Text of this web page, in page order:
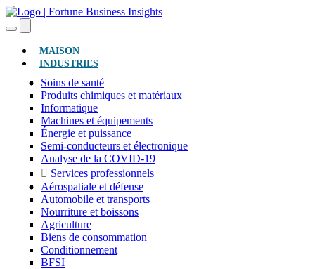
MAISON(ACTUEL)
INDUSTRIES
Soins de santé
Produits chimiques et matériaux
Informatique
Machines et équipements
Énergie et puissance
Semi-conducteurs et électronique
Analyse de la COVID-19
Services professionnels
Aérospatiale et défense
Automobile et transports
Nourriture et boissons
Agriculture
Biens de consommation
Conditionnement
BFSI